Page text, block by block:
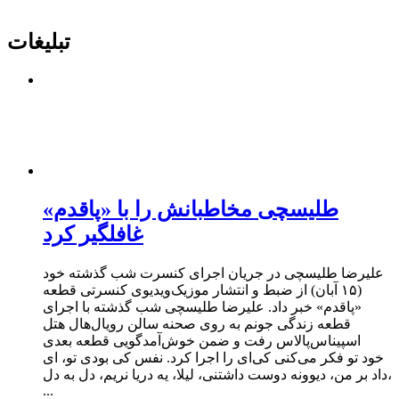
تبلیغات
طلیسچی مخاطبانش را با «پاقدم»
غافلگیر کرد
علیرضا طلیسچی در جریان اجرای کنسرت شب گذشته خود
(۱۵ آبان) از ضبط و انتشار موزیک‌ویدیوی کنسرتی قطعه
«پاقدم» خبر داد. علیرضا طلیسچی شب گذشته با اجرای
قطعه زندگی جونم به روی صحنه سالن رویال‌هال هتل
اسپیناس‌پالاس رفت و ضمن خوش‌آمدگویی قطعه بعدی
خود تو فکر می‌کنی کی‌ای را اجرا کرد. نفس کی بودی تو، ای
داد بر من، دیوونه دوست داشتنی، لیلا، یه دریا نریم، دل به دل،
...